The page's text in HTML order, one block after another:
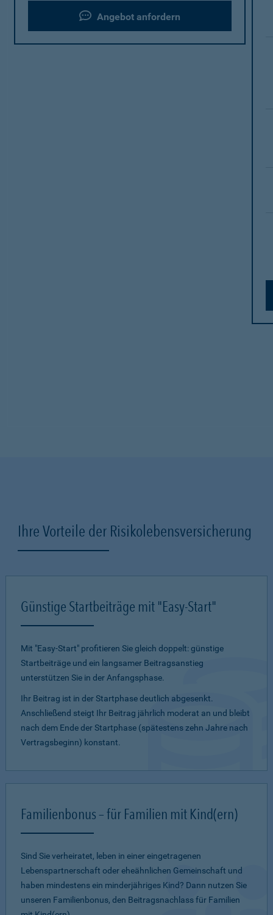
Angebot anfordern
Ihre Vorteile der Risikolebensversicherung
Günstige Startbeiträge mit "Easy-Start"
Mit "Easy-Start" profitieren Sie gleich doppelt: günstige
Startbeiträge und ein lang­samer Beitragsanstieg
unterstützen Sie in der Anfangsphase.
Ihr Beitrag ist in der Startphase deutlich abgesenkt.
Anschließend steigt Ihr Beitrag jährlich moderat an und bleibt
nach dem Ende der Startphase (spätestens zehn Jahre nach
Vertragsbeginn) konstant.
Familienbonus – für Familien mit Kind(ern)
Sind Sie verheiratet, leben in einer eingetragenen
Lebenspartnerschaft oder eheähnlichen Gemeinschaft und
haben mindestens ein minderjähriges Kind? Dann nutzen Sie
unseren Familienbonus, den Beitragsnachlass für Familien